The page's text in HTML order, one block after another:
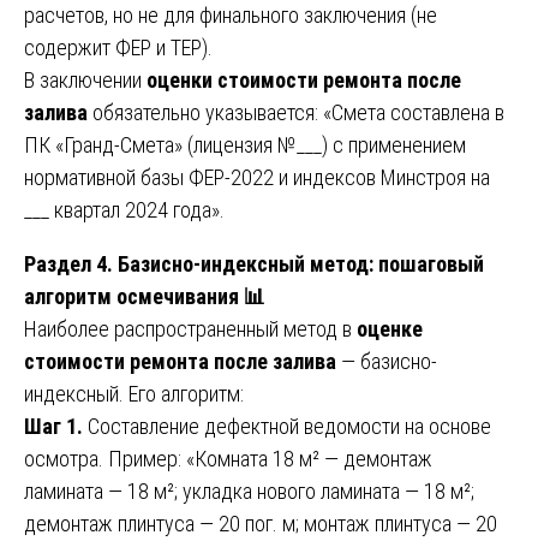
расчетов, но не для финального заключения (не
содержит ФЕР и ТЕР).
В заключении оценки стоимости ремонта после
залива обязательно указывается: «Смета составлена в
ПК «Гранд-Смета» (лицензия №___) с применением
нормативной базы ФЕР-2022 и индексов Минстроя на
___ квартал 2024 года».
Раздел 4. Базисно-индексный метод: пошаговый
алгоритм осмечивания 📊
Наиболее распространенный метод в оценке
стоимости ремонта после залива — базисно-
индексный. Его алгоритм:
Шаг 1. Составление дефектной ведомости на основе
осмотра. Пример: «Комната 18 м² — демонтаж
ламината — 18 м²; укладка нового ламината — 18 м²;
демонтаж плинтуса — 20 пог. м; монтаж плинтуса — 20